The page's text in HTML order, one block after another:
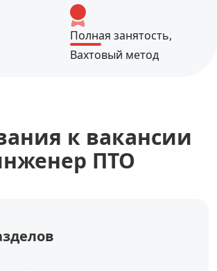
Полная занятость,
Вахтовый метод
к вакансии
ПТО